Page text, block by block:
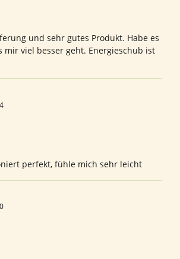
und sehr gutes Produkt. Habe es
mir viel besser geht. Energieschub ist
perfekt, fühle mich sehr leicht